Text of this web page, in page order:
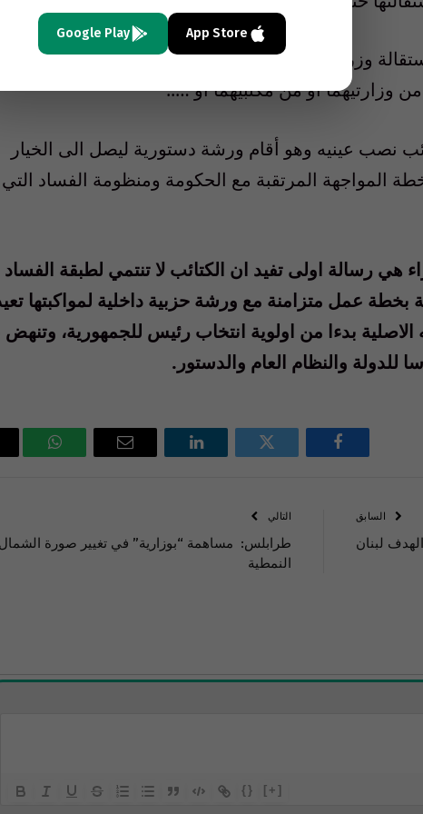
وزراء الكتائب اي معنى، خصوصا إذا كان الوزيرين
وزارتيهما او من مكتبيهما او …..
نصب عينيه وهو أقام ورشة دستورية ليصل الى الخيار
المواجهة المرتقبة مع الحكومة ومنظومة الفساد التي
هي رسالة اولى تفيد ان الكتائب لا تنتمي لطبقة الفساد
بخطة عمل متزامنة مع ورشة حزبية داخلية لمواكبتها
الاصلية بدءا من اولوية انتخاب رئيس للجمهورية،
للدولة والنظام العام والدستور.
فيسبوك تويتر لينكدإن
البريد
واتساب
السابق
لبنان
التالي
طرابلس: مساهمة “بوزارية” في تغيير صورة الشمال
النمطية
{} [+]
App Store
Google Play